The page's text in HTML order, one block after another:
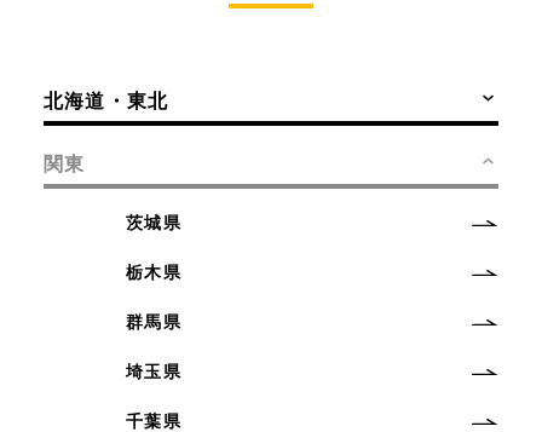
北海道・東北
関東
茨城県
栃木県
群馬県
埼玉県
千葉県